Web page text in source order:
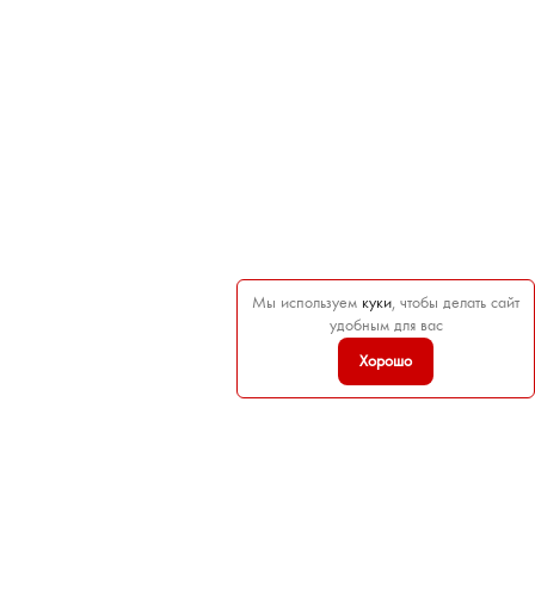
Мы используем куки , чтобы делать сайт
удобным для вас
Хорошо